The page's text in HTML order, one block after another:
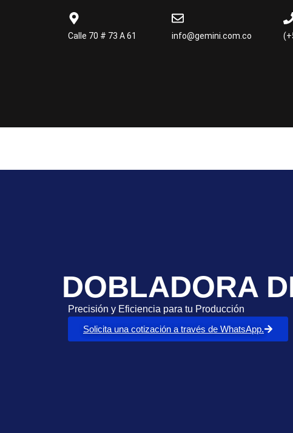
Calle 70 # 73 A 61 info@gemini.com.co
DOBLADORA
Precisión y Eficiencia para tu Producción
Solicita una cotización a través de WhatsApp.